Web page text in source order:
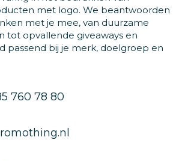
met logo. We beantwoorden
met je mee, van duurzame
tot opvallende giveaways en
passend bij je merk, doelgroep en
760 78 80